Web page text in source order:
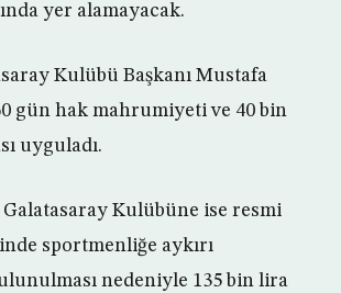
yer alamayacak.
Kulübü Başkanı Mustafa
gün hak mahrumiyeti ve 40 bin
uyguladı.
Galatasaray Kulübüne ise resmi
sportmenliğe aykırı
nedeniyle 135 bin lira